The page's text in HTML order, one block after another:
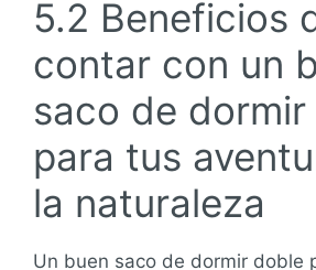
5.2 Beneficios
contar con un
saco de
para tus
la naturaleza
Un buen saco de dormir doble